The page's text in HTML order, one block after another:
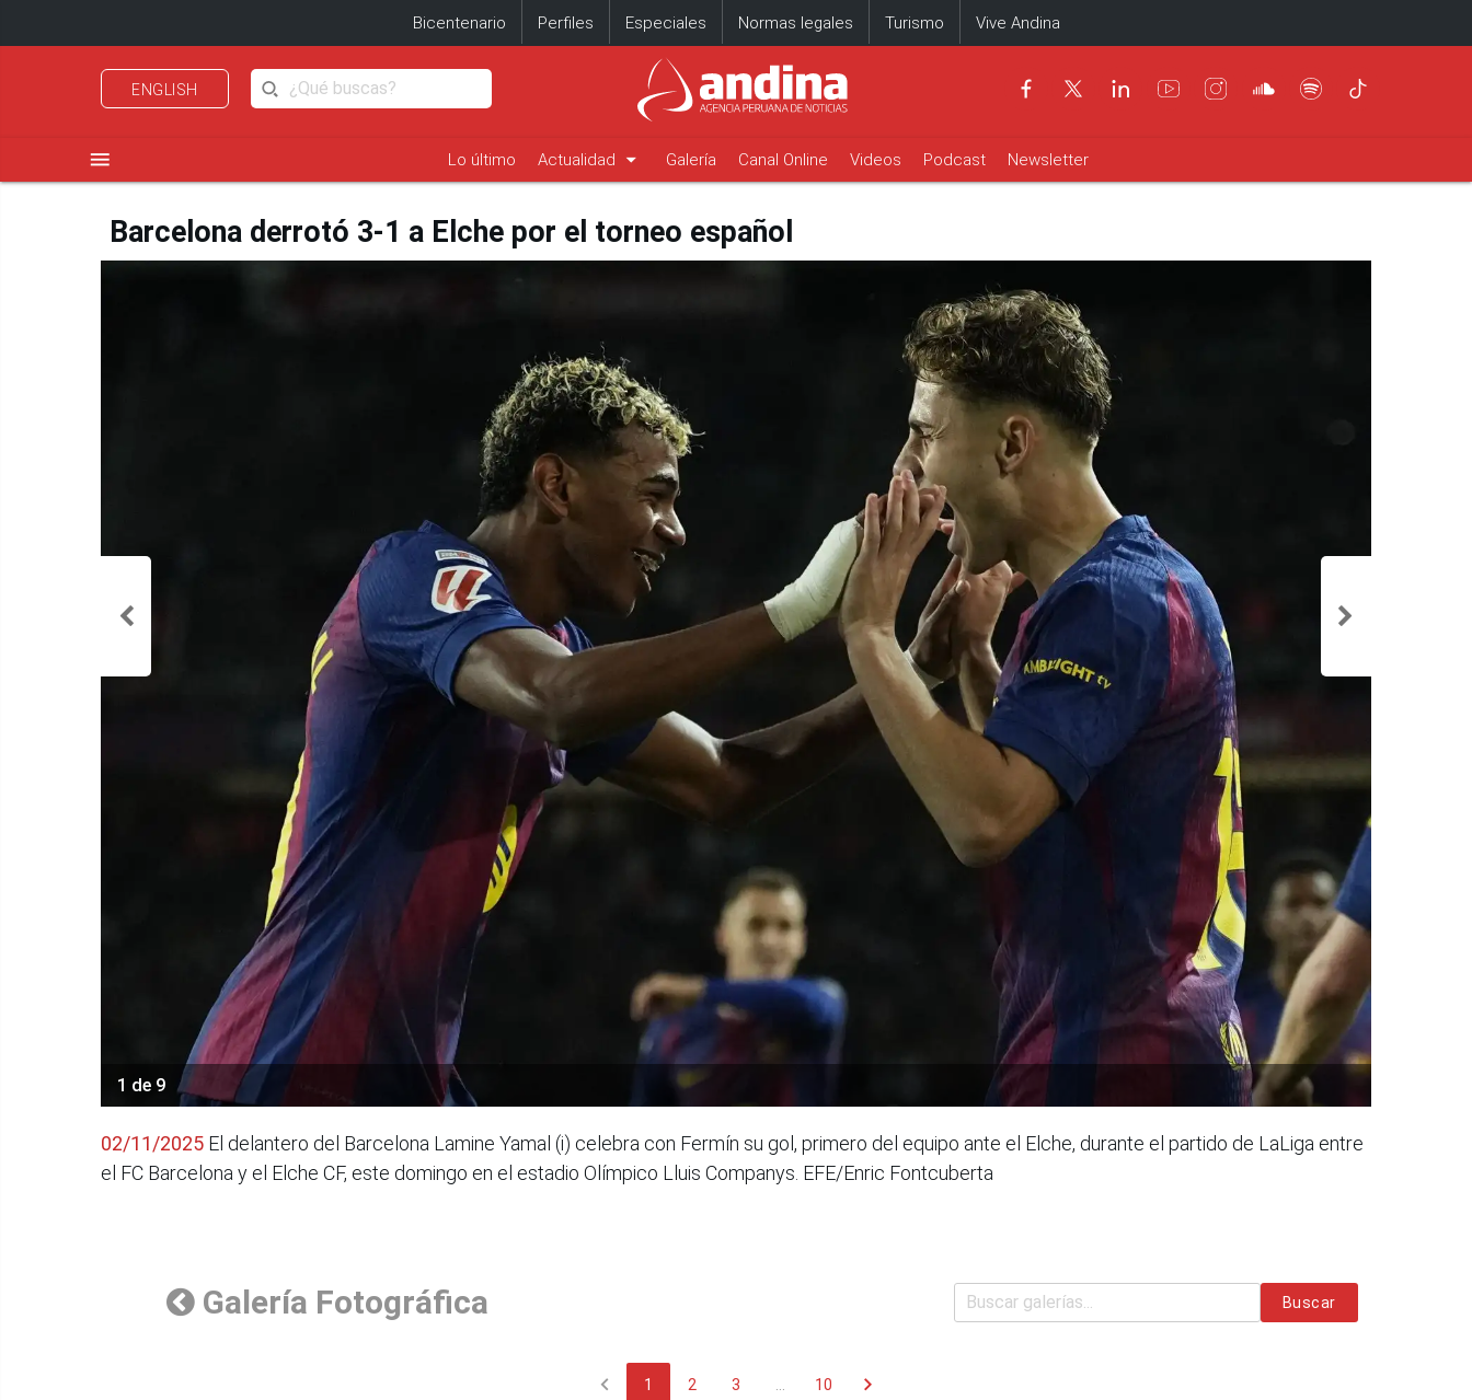
Bicentenario Perfiles Especiales Normas legales Turismo Vive Andina
ENGLISH
menu Lo último Actualidad arrow_drop_down Galería Canal Online Videos Podcast Newsletter
Barcelona derrotó 3-1 a Elche por el torneo español
1 de 9
02/11/2025 El delantero del Barcelona Lamine Yamal (i) celebra con Fermín su gol, primero del equipo ante el Elche, durante el partido de LaLiga entre
el FC Barcelona y el Elche CF, este domingo en el estadio Olímpico Lluis Companys. EFE/Enric Fontcuberta
Galería Fotográfica Buscar
chevron_left 1 2 3 10 chevron_right